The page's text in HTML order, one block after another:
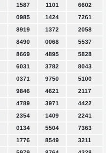
1587 1101
6602
0985 1424
7261
8919 1372
2058
8490 0068
5537
8669 4895
5828
6031 3782
8043
0371 9750
5100
9846 4621
2117
4789 3971
4422
2354 1409
2241
0134 5504
7363
1776 8549
3211